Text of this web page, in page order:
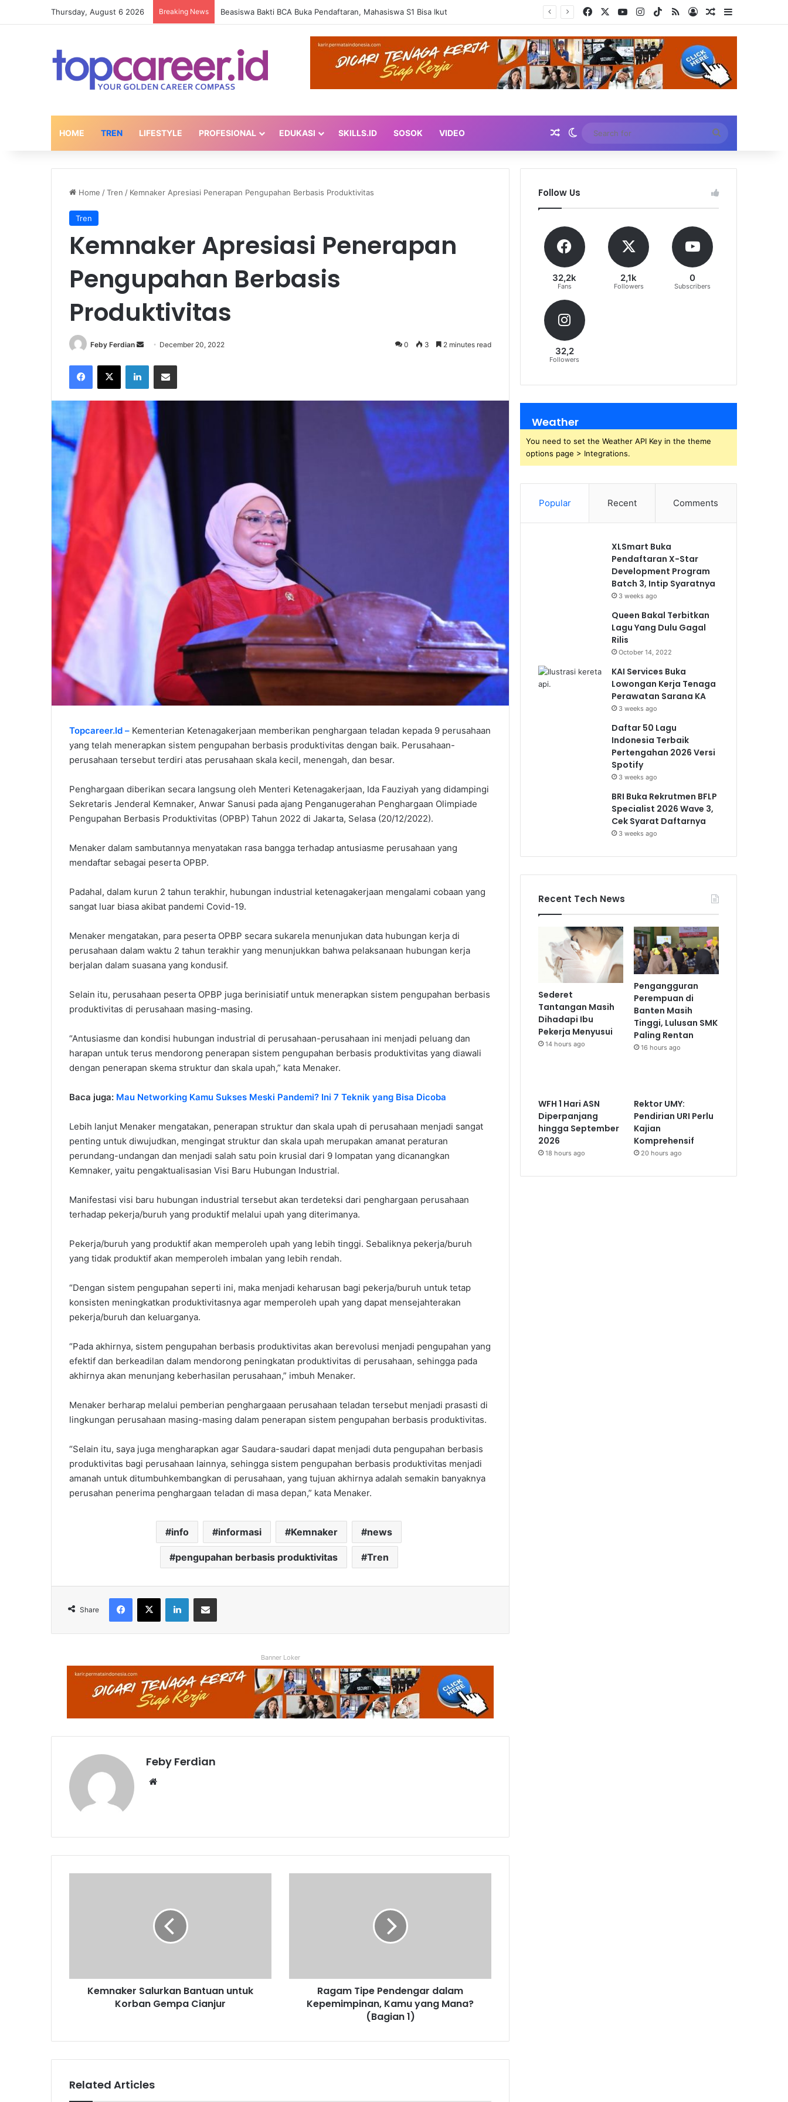
Thursday, August 6 2026 Breaking News Sederet Tantangan Masih Dihadapi Ibu Pekerja Menyusui FacebookYouTubeInstagram
TikTok
RSSLog InRandom Article
Sidebar
HOME TREN LIFESTYLE PROFESIONAL EDUKASI SKILLS.ID SOSOK VIDEO Random Article
Switch skin
for
Home /Tren / Kemnaker Apresiasi Penerapan Pengupahan Berbasis Produktivitas
Tren
Kemnaker Apresiasi Penerapan
Pengupahan Berbasis
Produktivitas
Feby Ferdian
Send December 20, 2022 0 3 2 minutes read
Facebook
X LinkedInShare via Email
Topcareer.Id – Kementerian Ketenagakerjaan memberikan penghargaan teladan kepada 9 perusahaan
yang telah menerapkan sistem pengupahan berbasis produktivitas dengan baik. Perusahaan-
perusahaan tersebut terdiri atas perusahaan skala kecil, menengah, dan besar.
Penghargaan diberikan secara langsung oleh Menteri Ketenagakerjaan, Ida Fauziyah yang didampingi
Sekretaris Jenderal Kemnaker, Anwar Sanusi pada ajang Penganugerahan Penghargaan Olimpiade
Pengupahan Berbasis Produktivitas (OPBP) Tahun 2022 di Jakarta, Selasa (20/12/2022).
Menaker dalam sambutannya menyatakan rasa bangga terhadap antusiasme perusahaan yang
mendaftar sebagai peserta OPBP.
Padahal, dalam kurun 2 tahun terakhir, hubungan industrial ketenagakerjaan mengalami cobaan yang
sangat luar biasa akibat pandemi Covid-19.
Menaker mengatakan, para peserta OPBP secara sukarela menunjukan data hubungan kerja di
perusahaan dalam waktu 2 tahun terakhir yang menunjukkan bahwa pelaksanaan hubungan kerja
berjalan dalam suasana yang kondusif.
Selain itu, perusahaan peserta OPBP juga berinisiatif untuk menerapkan sistem pengupahan berbasis
produktivitas di perusahaan masing-masing.
“Antusiasme dan kondisi hubungan industrial di perusahaan-perusahaan ini menjadi peluang dan
harapan untuk terus mendorong penerapan sistem pengupahan berbasis produktivitas yang diawali
dengan penerapan skema struktur dan skala upah,” kata Menaker.
Baca juga: Mau Networking Kamu Sukses Meski Pandemi? Ini 7 Teknik yang Bisa Dicoba
Lebih lanjut Menaker mengatakan, penerapan struktur dan skala upah di perusahaan menjadi sangat
penting untuk diwujudkan, mengingat struktur dan skala upah merupakan amanat peraturan
perundang-undangan dan menjadi salah satu poin krusial dari 9 lompatan yang dicanangkan
Kemnaker, yaitu pengaktualisasian Visi Baru Hubungan Industrial.
Manifestasi visi baru hubungan industrial tersebut akan terdeteksi dari penghargaan perusahaan
terhadap pekerja/buruh yang produktif melalui upah yang diterimanya.
Pekerja/buruh yang produktif akan memperoleh upah yang lebih tinggi. Sebaliknya pekerja/buruh
yang tidak produktif akan memperoleh imbalan yang lebih rendah.
“Dengan sistem pengupahan seperti ini, maka menjadi keharusan bagi pekerja/buruh untuk tetap
konsisten meningkatkan produktivitasnya agar memperoleh upah yang dapat mensejahterakan
pekerja/buruh dan keluarganya.
“Pada akhirnya, sistem pengupahan berbasis produktivitas akan berevolusi menjadi pengupahan yang
efektif dan berkeadilan dalam mendorong peningkatan produktivitas di perusahaan, sehingga pada
akhirnya akan menunjang keberhasilan perusahaan,” imbuh Menaker.
Menaker berharap melalui pemberian penghargaaan perusahaan teladan tersebut menjadi prasasti di
lingkungan perusahaan masing-masing dalam penerapan sistem pengupahan berbasis produktivitas.
“Selain itu, saya juga mengharapkan agar Saudara-saudari dapat menjadi duta pengupahan berbasis
produktivitas bagi perusahaan lainnya, sehingga sistem pengupahan berbasis produktivitas menjadi
amanah untuk ditumbuhkembangkan di perusahaan, yang tujuan akhirnya adalah semakin banyaknya
perusahan penerima penghargaan teladan di masa depan,” kata Menaker.
info informasi Kemnaker news
pengupahan berbasis produktivitas Tren
Share
Facebook
X LinkedInShare via Email
Banner Loker
Feby Ferdian
Kemnaker Salurkan Bantuan untuk
Korban Gempa Cianjur
(Bagian
Ragam Tipe Pendengar dalam
Kepemimpinan, Kamu yang Mana?
(Bagian 1)
Related Articles
Follow Us
32,2k
Fans
2,1k
Followers
0
Subscribers
32,2
Followers
Weather
You need to set the Weather API Key in the theme
options page > Integrations.
Popular Recent Comments
XLSmart Buka
Pendaftaran X-Star
Development Program
Batch 3, Intip Syaratnya
3 weeks ago
Queen Bakal Terbitkan
Lagu Yang Dulu Gagal
Rilis
October 14, 2022
KAI Services Buka
Lowongan Kerja Tenaga
Perawatan Sarana KA
3 weeks ago
Daftar 50 Lagu
Indonesia Terbaik
Pertengahan 2026 Versi
Spotify
3 weeks ago
BRI Buka Rekrutmen BFLP
Specialist 2026 Wave 3,
Cek Syarat Daftarnya
3 weeks ago
Recent Tech News
Sederet
Tantangan Masih
Dihadapi Ibu
Pekerja Menyusui
14 hours ago
Pengangguran
Perempuan di
Banten Masih
Tinggi, Lulusan SMK
Paling Rentan
16 hours ago
WFH 1 Hari ASN
Diperpanjang
hingga September
2026
18 hours ago
Rektor UMY:
Pendirian URI Perlu
Kajian
Komprehensif
20 hours ago